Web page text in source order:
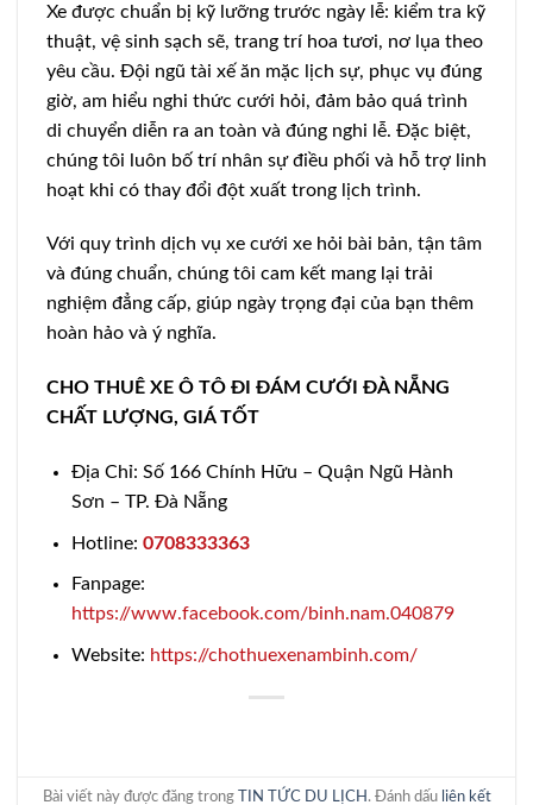
Xe được chuẩn bị kỹ lưỡng trước ngày lễ: kiểm tra kỹ
thuật, vệ sinh sạch sẽ, trang trí hoa tươi, nơ lụa theo
yêu cầu. Đội ngũ tài xế ăn mặc lịch sự, phục vụ đúng
giờ, am hiểu nghi thức cưới hỏi, đảm bảo quá trình
di chuyển diễn ra an toàn và đúng nghi lễ. Đặc biệt,
chúng tôi luôn bố trí nhân sự điều phối và hỗ trợ linh
hoạt khi có thay đổi đột xuất trong lịch trình.
Với quy trình dịch vụ xe cưới xe hỏi bài bản, tận tâm
và đúng chuẩn, chúng tôi cam kết mang lại trải
nghiệm đẳng cấp, giúp ngày trọng đại của bạn thêm
hoàn hảo và ý nghĩa.
CHO THUÊ XE Ô TÔ ĐI ĐÁM CƯỚI ĐÀ NẴNG
CHẤT LƯỢNG, GIÁ TỐT
Địa Chỉ: Số 166 Chính Hữu – Quận Ngũ Hành
Sơn – TP. Đà Nẵng
Hotline: 0708333363
Fanpage:
https://www.facebook.com/binh.nam.040879
Website: https://chothuexenambinh.com/
Bài viết này được đăng trong TIN TỨC DU LỊCH . Đánh dấu liên kết